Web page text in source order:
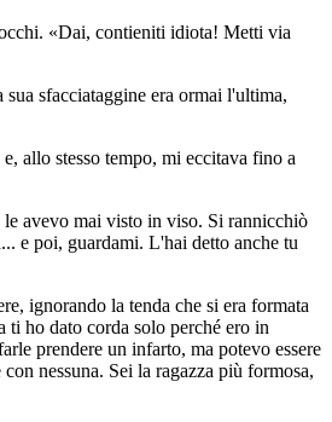
«Dai, contieniti idiota! Metti via
sfacciataggine era ormai l'ultima,
allo stesso tempo, mi eccitava fino a
le avevo mai visto in viso. Si rannicchiò
e poi, guardami. L'hai detto anche tu
ignorando la tenda che si era formata
ho dato corda solo perché ero in
prendere un infarto, ma potevo essere
nessuna. Sei la ragazza più formosa,